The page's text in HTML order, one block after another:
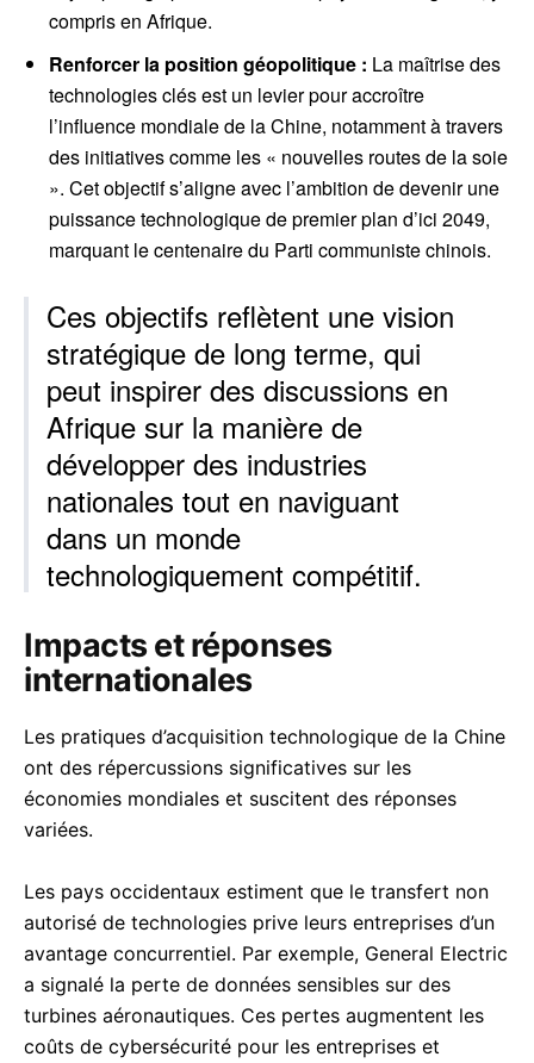
compris en Afrique.
Renforcer la position géopolitique : La maîtrise des
technologies clés est un levier pour accroître
l’influence mondiale de la Chine, notamment à travers
des initiatives comme les « nouvelles routes de la soie
». Cet objectif s’aligne avec l’ambition de devenir une
puissance technologique de premier plan d’ici 2049,
marquant le centenaire du Parti communiste chinois.
Ces objectifs reflètent une vision
stratégique de long terme, qui
peut inspirer des discussions en
Afrique sur la manière de
développer des industries
nationales tout en naviguant
dans un monde
technologiquement compétitif.
Impacts et réponses
internationales
Les pratiques d’acquisition technologique de la Chine
ont des répercussions significatives sur les
économies mondiales et suscitent des réponses
variées.
Les pays occidentaux estiment que le transfert non
autorisé de technologies prive leurs entreprises d’un
avantage concurrentiel. Par exemple, General Electric
a signalé la perte de données sensibles sur des
turbines aéronautiques. Ces pertes augmentent les
coûts de cybersécurité pour les entreprises et